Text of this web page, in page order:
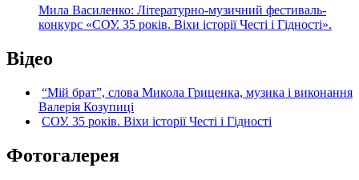
Мила Василенко: Літературно-музичний фестиваль-
конкурс «СОУ. 35 років. Віхи історії Честі і Гідності».
Відео
“Мій брат”, слова Микола Гриценка, музика і виконання
Валерія Козупиці
СОУ. 35 років. Віхи історії Честі і Гідності
Фотогалерея